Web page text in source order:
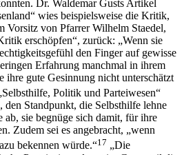
Dr. Waldemar Gusts Artikel
wies beispielsweise die Kritik,
Vorsitz von Pfarrer Wilhelm Staedel,
erschöpfen“, zurück: „Wenn sie
den Finger auf gewisse
Erfahrung manchmal in ihrem
ihre gute Gesinnung nicht unterschätzt
Politik und Parteiwesen“
Standpunkt, die Selbsthilfe lehne
sie begnüge sich damit, für ihre
Zudem sei es angebracht, „wenn
bekennen würde.“17 „Die